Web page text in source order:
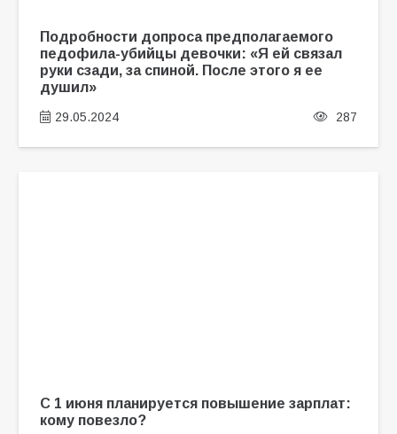
Подробности допроса предполагаемого
педофила-убийцы девочки: «Я ей связал
руки сзади, за спиной. После этого я ее
душил»
29.05.2024 287
С 1 июня планируется повышение зарплат:
кому повезло?